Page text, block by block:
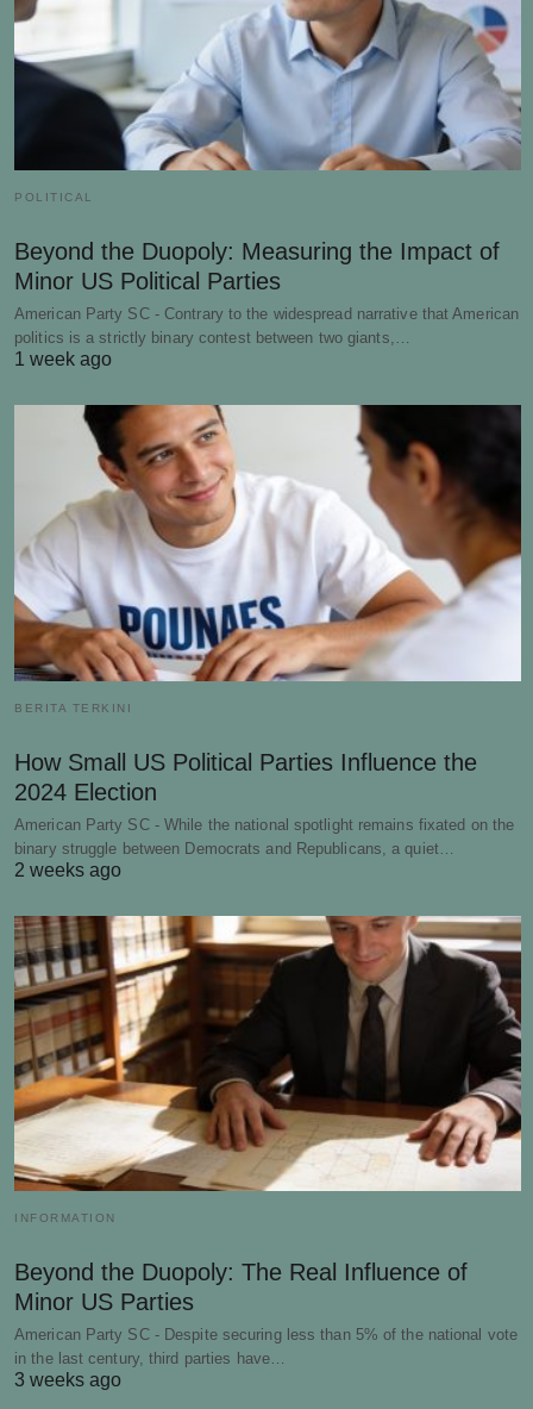
POLITICAL
Beyond the Duopoly: Measuring the Impact of
Minor US Political Parties
American Party SC - Contrary to the widespread narrative that American
politics is a strictly binary contest between two giants,…
1 week ago
BERITA TERKINI
How Small US Political Parties Influence the
2024 Election
American Party SC - While the national spotlight remains fixated on the
binary struggle between Democrats and Republicans, a quiet…
2 weeks ago
INFORMATION
Beyond the Duopoly: The Real Influence of
Minor US Parties
American Party SC - Despite securing less than 5% of the national vote
in the last century, third parties have…
3 weeks ago